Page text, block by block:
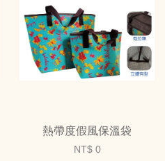
熱帶度假風保溫袋
NT$ 0